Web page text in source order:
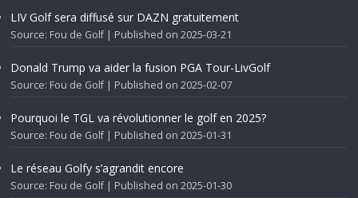
LIV Golf sera diffusé sur DAZN gratuitement
Source: Fou de Golf Published on 2025-03-21
Donald Trump va aider la fusion PGA Tour-LivGolf
Source: Fou de Golf Published on 2025-02-07
Pourquoi le TGL va révolutionner le golf en 2025?
Source: Fou de Golf Published on 2025-01-31
Le réseau Golfy s’agrandit encore
Source: Fou de Golf Published on 2025-01-30